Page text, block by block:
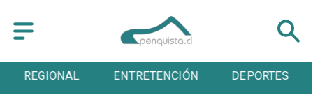
ENTRETENCIÓN DEPORTES CULTURA